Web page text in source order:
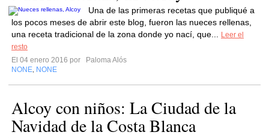
Una de las primeras recetas que publiqué a
los pocos meses de abrir este blog, fueron las nueces rellenas,
una receta tradicional de la zona donde yo nací, que...
Leer el
resto
El 04 enero 2016 por
Paloma Alós
NONE NONE
Alcoy con niños: La Ciudad de la
Navidad de la Costa Blanca